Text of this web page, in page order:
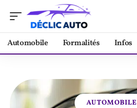
Automobile Formalités Infos
AUTOMOBILE